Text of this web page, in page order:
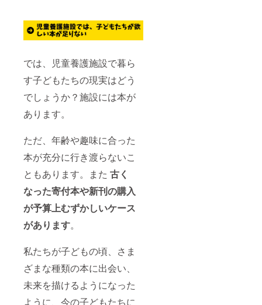
では、児童養護施設で暮ら
す子どもたちの現実はどう
でしょうか？施設には本が
あります。
ただ、年齢や趣味に合った
本が充分に行き渡らないこ
ともあります。また 古く
なった寄付本や新刊の購入
が予算上むずかしいケース
があります。
私たちが子どもの頃、さま
ざまな種類の本に出会い、
未来を描けるようになった
ように、今の子どもたちに